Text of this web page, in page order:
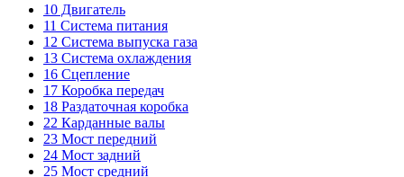
10 Двигатель
11 Система питания
12 Система выпуска газа
13 Система охлаждения
16 Сцепление
17 Коробка передач
18 Раздаточная коробка
22 Карданные валы
23 Мост передний
24 Мост задний
25 Мост средний